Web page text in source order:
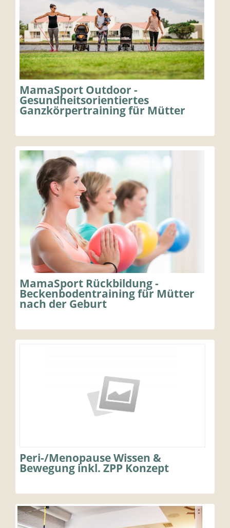
MamaSport Outdoor -
Gesundheitsorientiertes
Ganzkörpertraining für Mütter
MamaSport Rückbildung -
Beckenbodentraining für Mütter
nach der Geburt
Peri-/Menopause Wissen &
Bewegung inkl. ZPP Konzept